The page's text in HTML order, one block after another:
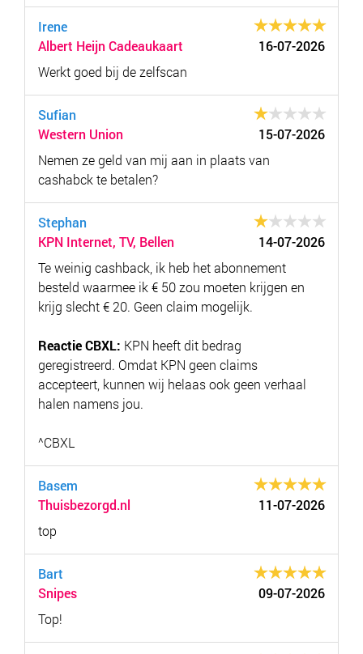
Irene
Albert Heijn Cadeaukaart
16-07-2026
Werkt goed bij de zelfscan
Sufian
Western Union
15-07-2026
Nemen ze geld van mij aan in plaats van
cashabck te betalen?
Stephan
KPN Internet, TV, Bellen
14-07-2026
Te weinig cashback, ik heb het abonnement
besteld waarmee ik € 50 zou moeten krijgen en
krijg slecht € 20. Geen claim mogelijk.
Reactie CBXL: KPN heeft dit bedrag
geregistreerd. Omdat KPN geen claims
accepteert, kunnen wij helaas ook geen verhaal
halen namens jou.
^CBXL
Basem
Thuisbezorgd.nl
11-07-2026
top
Bart
Snipes
09-07-2026
Top!